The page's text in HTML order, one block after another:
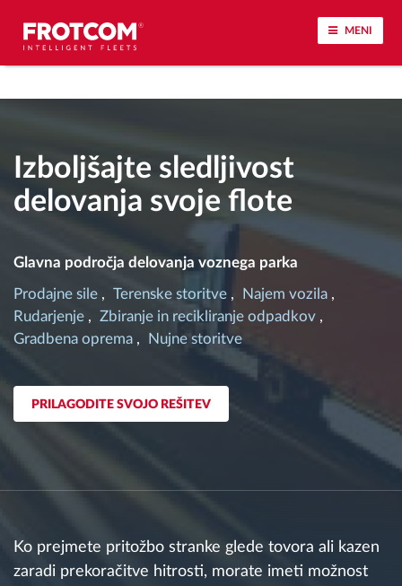
MENI
Sledenje vozil in spremljanje senzorjev
Analiza vedenja med vožnjo
Spremljanje voznih časov
Oddaljen prenos podatkov iz tahografa
Nadzor nad dostopom
Upravljanje porabe goriva
Odkrijte vse funkcije
Izboljšajte sledljivost
delovanja svoje flote
Glavna področja delovanja voznega parka
Prodajne sile Terenske storitve
Najem vozila
Rudarjenje
Zbiranje in recikliranje odpadkov
Gradbena oprema
Nujne storitve
PRILAGODITE SVOJO REŠITEV
Ko prejmete pritožbo stranke glede tovora ali kazen
zaradi prekoračitve hitrosti, morate imeti možnost